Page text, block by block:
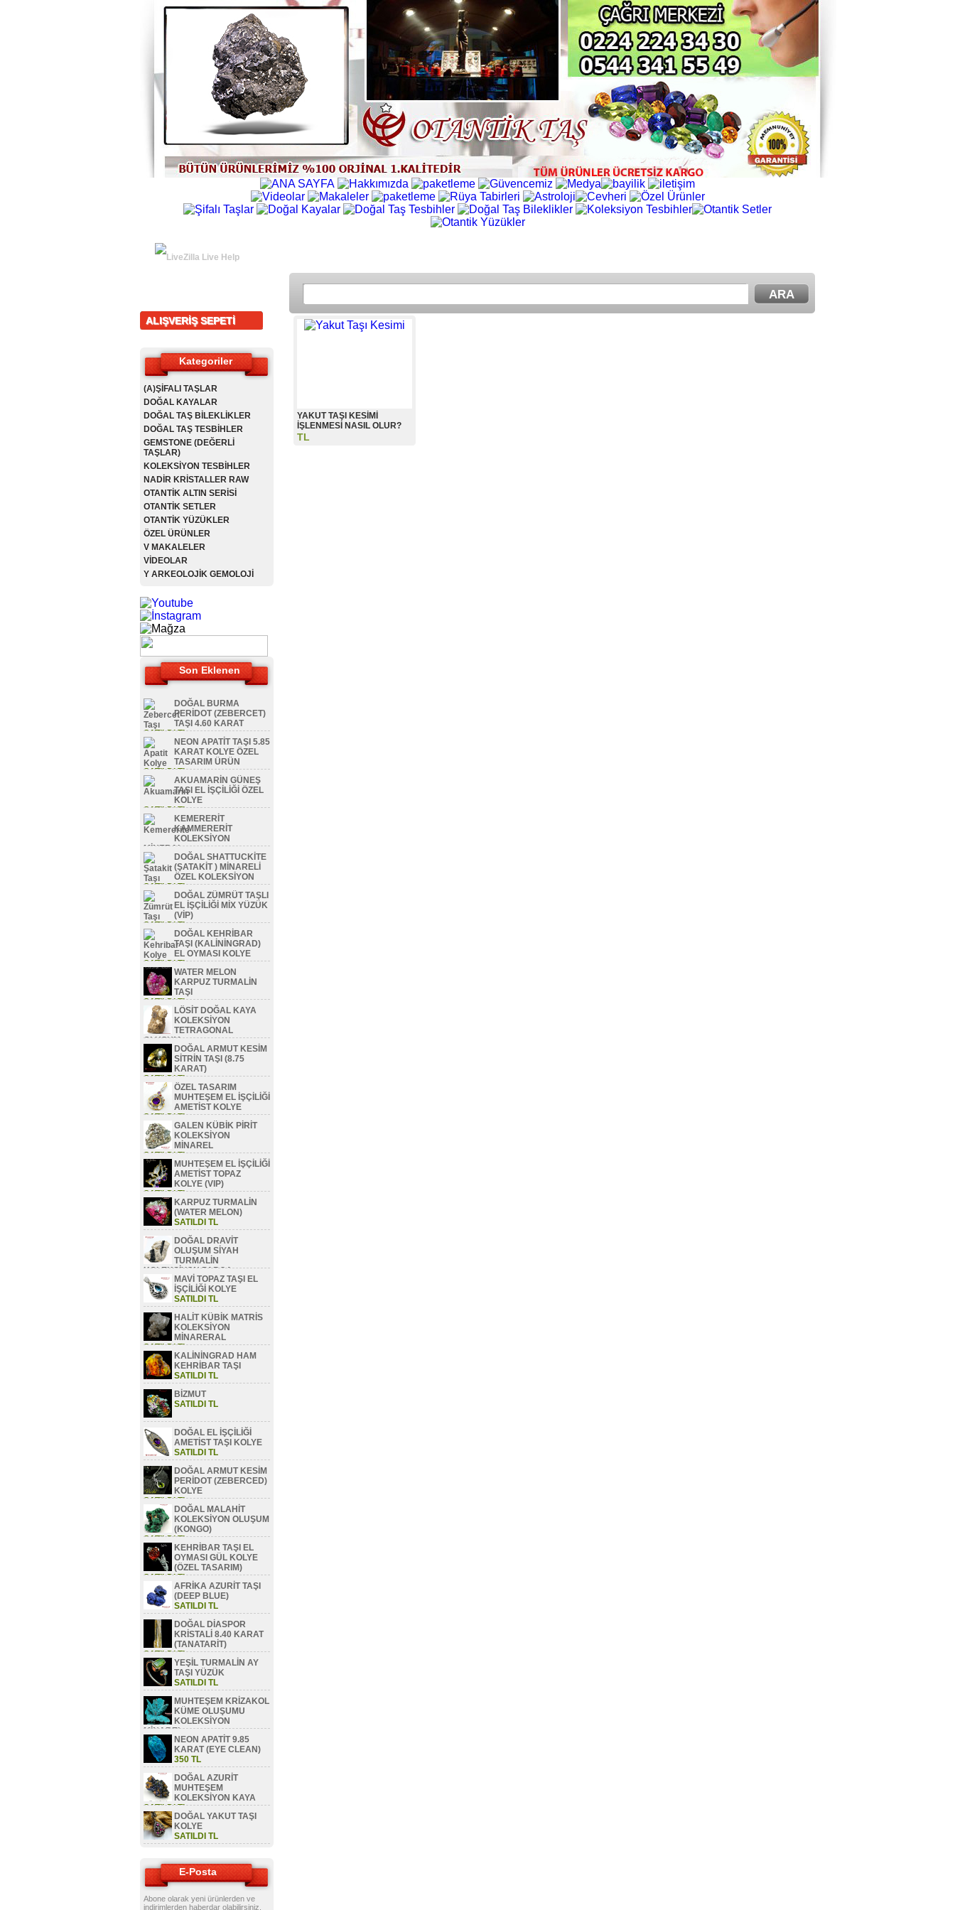
ALIŞVERİŞ SEPETİ
Kategoriler
(A)ŞİFALI TAŞLAR
DOĞAL KAYALAR
DOĞAL TAŞ BİLEKLİKLER
DOĞAL TAŞ TESBİHLER
GEMSTONE (DEĞERLİ
TAŞLAR)
KOLEKSİYON TESBİHLER
NADİR KRİSTALLER RAW
OTANTİK ALTIN SERİSİ
OTANTİK SETLER
OTANTİK YÜZÜKLER
ÖZEL ÜRÜNLER
V MAKALELER
VİDEOLAR
Y ARKEOLOJİK GEMOLOJİ
Son Eklenen
DOĞAL BURMA
PERİDOT (ZEBERCET)
TAŞI 4.60 KARAT
SATILDI TL
NEON APATİT TAŞI 5.85
KARAT KOLYE ÖZEL
TASARIM ÜRÜN
SATILDI TL
AKUAMARİN GÜNEŞ
TAŞI EL İŞÇİLİĞİ ÖZEL
KOLYE
SATILDI TL
KEMERERİT
KAMMERERİT
KOLEKSİYON
MİNERAL
SATILDI TLDOĞAL SHATTUCKİTE
(ŞATAKİT ) MİNARELİ
ÖZEL KOLEKSİYON
SATILDI TL
DOĞAL ZÜMRÜT TAŞLI
EL İŞÇİLİĞİ MİX YÜZÜK
(VİP)
SATILDI TL
DOĞAL KEHRİBAR
TAŞI (KALİNİNGRAD)
EL OYMASI KOLYE
SATILDI TL
WATER MELON
KARPUZ TURMALİN
TAŞI
SATILDI TL
LÖSİT DOĞAL KAYA
KOLEKSİYON
TETRAGONAL
OLUŞUM
SATILDI TLDOĞAL ARMUT KESİM
SİTRİN TAŞI (8.75
KARAT)
SATILDI TL
ÖZEL TASARIM
MUHTEŞEM EL İŞÇİLİĞİ
AMETİST KOLYE
SATILDI TL
GALEN KÜBİK PİRİT
KOLEKSİYON
MİNAREL
SATILDI TL
MUHTEŞEM EL İŞÇİLİĞİ
AMETİST TOPAZ
KOLYE (VIP)
SATILDI TL
KARPUZ TURMALİN
(WATER MELON)
SATILDI TL
DOĞAL DRAVİT
OLUŞUM SİYAH
TURMALİN
KOLEKSİYON PARÇA
SATILDI TLMAVİ TOPAZ TAŞI EL
İŞÇİLİĞİ KOLYE
SATILDI TL
HALİT KÜBİK MATRİS
KOLEKSİYON
MİNARERAL
SATILDI TL
KALİNİNGRAD HAM
KEHRİBAR TAŞI
SATILDI TL
BİZMUT
SATILDI TL
DOĞAL EL İŞÇİLİĞİ
AMETİST TAŞI KOLYE
SATILDI TL
DOĞAL ARMUT KESİM
PERİDOT (ZEBERCED)
KOLYE
SATILDI TL
DOĞAL MALAHİT
KOLEKSİYON OLUŞUM
(KONGO)
SATILDI TL
KEHRİBAR TAŞI EL
OYMASI GÜL KOLYE
(ÖZEL TASARIM)
SATILDI TL
AFRİKA AZURİT TAŞI
(DEEP BLUE)
SATILDI TL
DOĞAL DİASPOR
KRİSTALİ 8.40 KARAT
(TANATARİT)
SATILDI TL
YEŞİL TURMALİN AY
TAŞI YÜZÜK
SATILDI TL
MUHTEŞEM KRİZAKOL
KÜME OLUŞUMU
KOLEKSİYON
MİNAREL
SATILDI TLNEON APATİT 9.85
KARAT (EYE CLEAN)
350 TL
DOĞAL AZURİT
MUHTEŞEM
KOLEKSİYON KAYA
SATILDI TL
DOĞAL YAKUT TAŞI
KOLYE
SATILDI TL
E-Posta
Abone olarak yeni ürünlerden ve
indirimlerden haberdar olabilirsiniz.
YAKUT TAŞI KESİMİ
İŞLENMESİ NASIL OLUR?
TL